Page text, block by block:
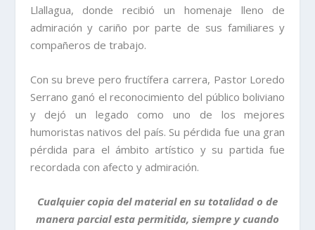
Llallagua, donde recibió un homenaje lleno de
admiración y cariño por parte de sus familiares y
compañeros de trabajo.
Con su breve pero fructífera carrera, Pastor Loredo
Serrano ganó el reconocimiento del público boliviano
y dejó un legado como uno de los mejores
humoristas nativos del país. Su pérdida fue una gran
pérdida para el ámbito artístico y su partida fue
recordada con afecto y admiración.
Cualquier copia del material en su totalidad o de
manera parcial esta permitida, siempre y cuando